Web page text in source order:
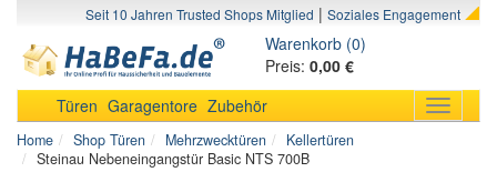
Seit 10 Jahren Trusted Shops Mitglied | Soziales Engagement
Warenkorb (0)
Preis: 0,00 €
Toggle
Türen Garagentore Zubehör
Home Shop Türen Mehrzwecktüren
Kellertüren
Steinau Nebeneingangstür Basic NTS 700B